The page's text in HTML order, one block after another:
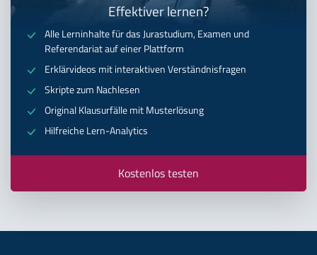
Effektiver lernen?
Alle Lerninhalte für das Jurastudium, Examen und
Referendariat auf einer Plattform
Erklärvideos mit interaktiven Verständnisfragen
Skripte zum Nachlesen
Original Klausurfälle mit Musterlösung
Hilfreiche Lern-Analytics
Kostenlos testen